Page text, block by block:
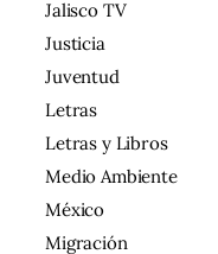
Jalisco TV
Justicia
Juventud
Letras
Letras y Libros
Medio Ambiente
México
Migración